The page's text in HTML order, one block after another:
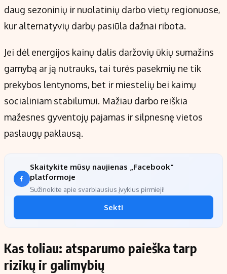
daug sezoninių ir nuolatinių darbo vietų regionuose,
kur alternatyvių darbų pasiūla dažnai ribota.
Jei dėl energijos kainų dalis daržovių ūkių sumažins
gamybą ar ją nutrauks, tai turės pasekmių ne tik
prekybos lentynoms, bet ir miestelių bei kaimų
socialiniam stabilumui. Mažiau darbo reiškia
mažesnes gyventojų pajamas ir silpnesnę vietos
paslaugų paklausą.
Skaitykite mūsų naujienas „Facebook“
platformoje
Sužinokite apie svarbiausius įvykius pirmieji!
Sekti
Kas toliau: atsparumo paieška tarp
rizikų ir galimybių